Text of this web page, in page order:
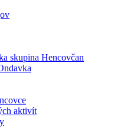
skupina Hencovčan
aktivít